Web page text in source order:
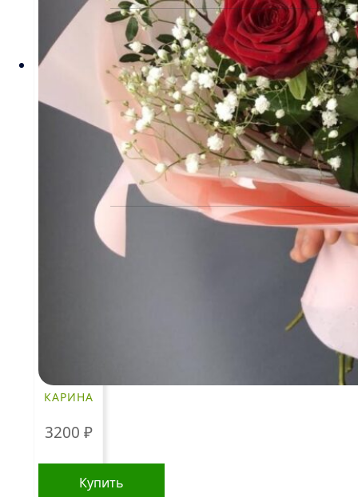
КАРИНА
3200 ₽
Купить
Политика конфиденциальности
Пользовательское соглашение
Рекомендации по уходу за цветами
Контакты
ЧАСТО ИЩУТ
По цветам
Эустомы